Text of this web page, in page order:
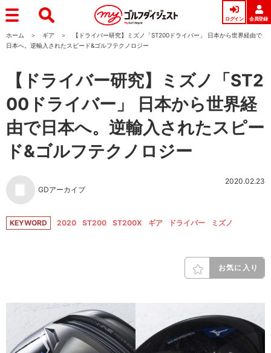
ログイン 会員登録
ホーム ギア
【ドライバー研究】ミズノ「ST200ドライバー」 日本から世界経由で
日本へ。逆輸入されたスピード&ゴルフテクノロジー
【ドライバー研究】ミズノ「ST2
00ドライバー」 日本から世界経
由で日本へ。逆輸入されたスピー
ド&ゴルフテクノロジー
GDアーカイブ
2020.02.23
KEYWORD 2020 ST200 ST200X ギア ドライバー ミズノ
お気に入り